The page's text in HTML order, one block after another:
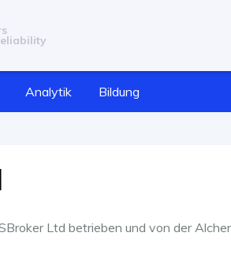
Analytik Bildung
Ltd betrieben und von der